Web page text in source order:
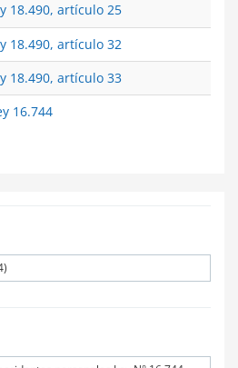
18.490, artículo 25
18.490, artículo 32
18.490, artículo 33
16.744